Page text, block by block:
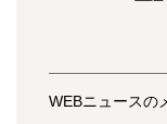
WEBニュースの